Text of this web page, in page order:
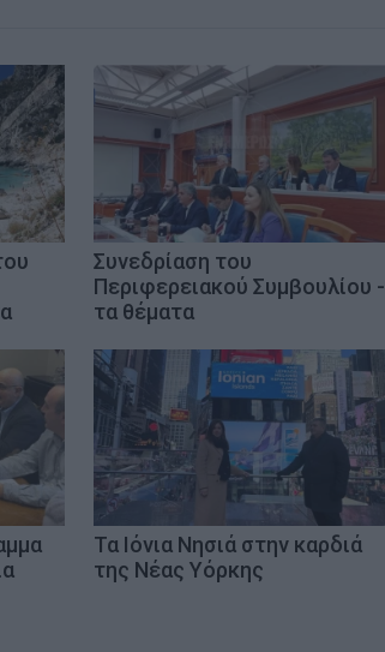
Συνεδρίαση του
Περιφερειακού Συμβουλίου -
τα θέματα
Τα Ιόνια Νησιά στην καρδιά
της Νέας Υόρκης